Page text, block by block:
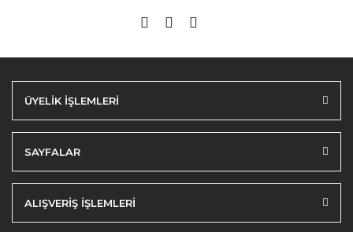
ÜYELİK İŞLEMLERİ
SAYFALAR
ALIŞVERİŞ İŞLEMLERİ